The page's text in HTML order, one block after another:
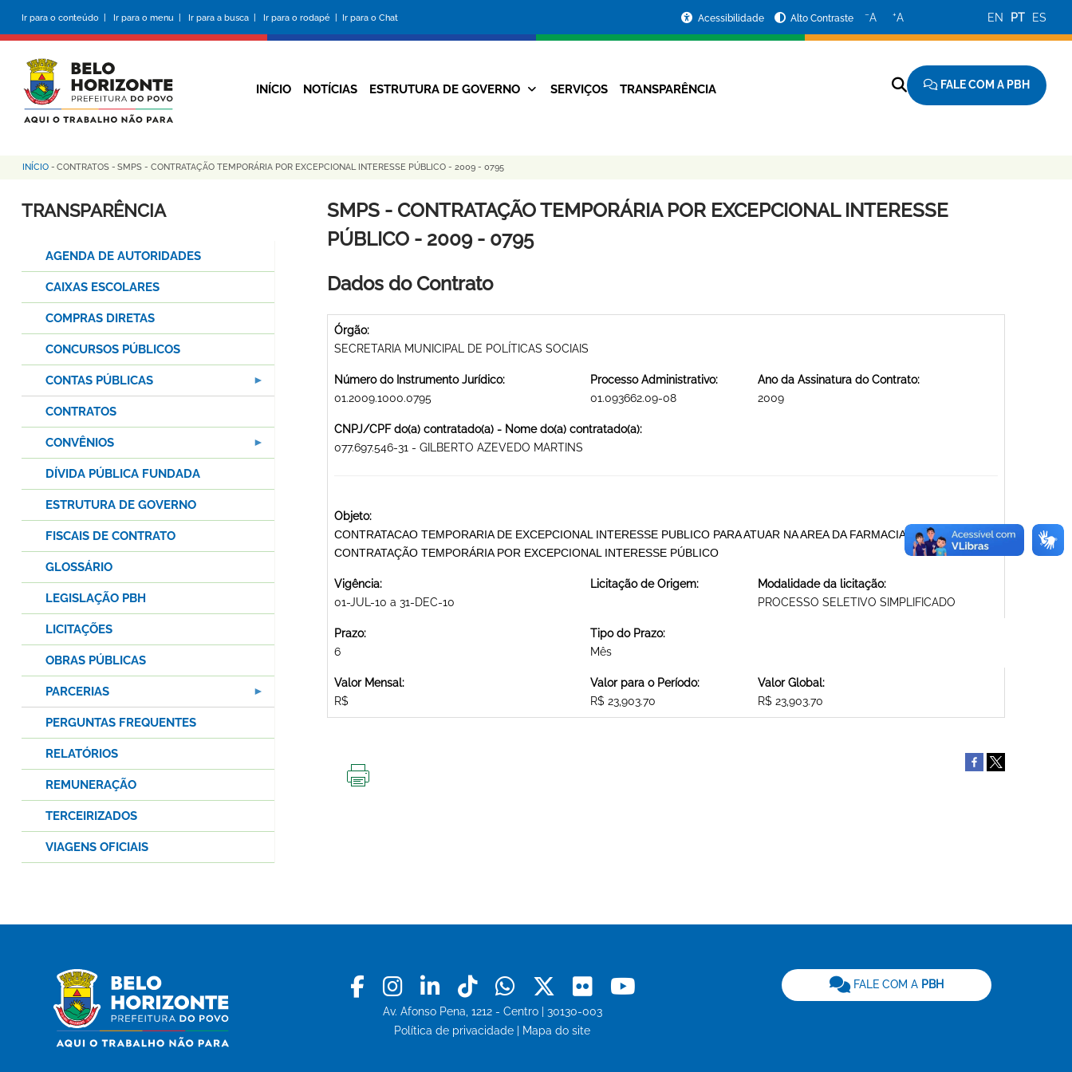
conteúdo
principal
Ir para o conteúdo | Ir para o menu | Ir para a busca | Ir para o rodapé | Ir para o Chat
da
Prefeitura
Acessibilidade Alto Contraste −A +A EN PT ES
Navegação
INÍCIO NOTÍCIAS ESTRUTURA DE GOVERNO SERVIÇOS TRANSPARÊNCIA FALE COM A PBH
Trilha
de
INÍCIO - CONTRATOS - SMPS - CONTRATAÇÃO TEMPORÁRIA POR EXCEPCIONAL INTERESSE PÚBLICO - 2009 - 0795
SMPS - CONTRATAÇÃO TEMPORÁRIA POR EXCEPCIONAL INTERESSE
PÚBLICO - 2009 - 0795
Dados do Contrato
Órgão:
SECRETARIA MUNICIPAL DE POLÍTICAS SOCIAIS
Número do Instrumento Jurídico:
01.2009.1000.0795
Processo Administrativo:
01.093662.09-08
Ano da Assinatura do Contrato:
2009
CNPJ/CPF do(a) contratado(a) - Nome do(a) contratado(a):
077.697.546-31 - GILBERTO AZEVEDO MARTINS
Objeto:
CONTRATACAO TEMPORARIA DE EXCEPCIONAL INTERESSE PUBLICO PARA ATUAR NA AREA DA FARMACIA POPULAR.
CONTRATAÇÃO TEMPORÁRIA POR EXCEPCIONAL INTERESSE PÚBLICO
Vigência:
01-JUL-10 a 31-DEC-10
Licitação de Origem:
Modalidade da licitação:
PROCESSO SELETIVO SIMPLIFICADO
Prazo:
6
Tipo do Prazo:
Mês
Valor Mensal:
R$
Valor para o Período:
R$ 23,903.70
Valor Global:
R$ 23,903.70
TRANSPARÊNCIA
AGENDA DE AUTORIDADES
CAIXAS ESCOLARES
COMPRAS DIRETAS
CONCURSOS PÚBLICOS
CONTAS PÚBLICAS
CONTRATOS
CONVÊNIOS
DÍVIDA PÚBLICA FUNDADA
ESTRUTURA DE GOVERNO
FISCAIS DE CONTRATO
GLOSSÁRIO
LEGISLAÇÃO PBH
LICITAÇÕES
OBRAS PÚBLICAS
PARCERIAS
PERGUNTAS FREQUENTES
RELATÓRIOS
REMUNERAÇÃO
TERCEIRIZADOS
VIAGENS OFICIAIS
Facebook
Instagram
LinkedinTiktokWhatsapp
X Flickr
Av. Afonso Pena, 1212 - Centro | 30130-003
Política de privacidade
Mapa do site
FALE COM A PBH